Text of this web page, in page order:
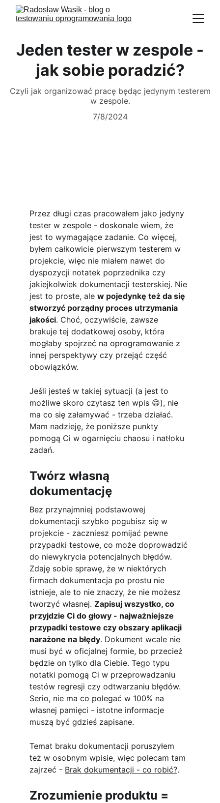
Jeden tester w zespole -
jak sobie poradzić?
Czyli jak organizować pracę będąc jedynym testerem
w zespole.
7/8/2024
Przez długi czas pracowałem jako jedyny
tester w zespole - doskonale wiem, że
jest to wymagające zadanie. Co więcej,
byłem całkowicie pierwszym testerem w
projekcie, więc nie miałem nawet do
dyspozycji notatek poprzednika czy
jakiejkolwiek dokumentacji testerskiej. Nie
jest to proste, ale w pojedynkę też da się
stworzyć porządny proces utrzymania
jakości. Choć, oczywiście, zawsze
brakuje tej dodatkowej osoby, która
mogłaby spojrzeć na oprogramowanie z
innej perspektywy czy przejąć część
obowiązków.
Jeśli jesteś w takiej sytuacji (a jest to
możliwe skoro czytasz ten wpis 😄), nie
ma co się załamywać - trzeba działać.
Mam nadzieję, że poniższe punkty
pomogą Ci w ogarnięciu chaosu i natłoku
zadań.
Twórz własną
dokumentację
Bez przynajmniej podstawowej
dokumentacji szybko pogubisz się w
projekcie - zaczniesz pomijać pewne
przypadki testowe, co może doprowadzić
do niewykrycia potencjalnych błędów.
Zdaję sobie sprawę, że w niektórych
firmach dokumentacja po prostu nie
istnieje, ale to nie znaczy, że nie możesz
tworzyć własnej. Zapisuj wszystko, co
przyjdzie Ci do głowy - najważniejsze
przypadki testowe czy obszary aplikacji
narażone na błędy. Dokument wcale nie
musi być w oficjalnej formie, bo przecież
będzie on tylko dla Ciebie. Tego typu
notatki pomogą Ci w przeprowadzaniu
testów regresji czy odtwarzaniu błędów.
Serio, nie ma co polegać w 100% na
własnej pamięci - istotne informacje
muszą być gdzieś zapisane.
Temat braku dokumentacji poruszyłem
też w osobnym wpisie, więc polecam tam
zajrzeć - Brak dokumentacji - co robić?.
Zrozumienie produktu =